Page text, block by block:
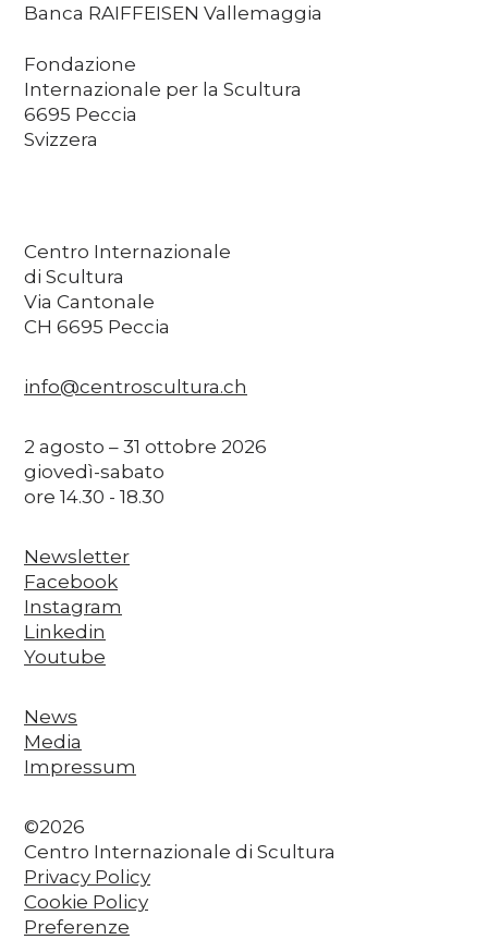
Banca RAIFFEISEN Vallemaggia
Fondazione
Internazionale per la Scultura
6695 Peccia
Svizzera
Centro Internazionale
di Scultura
Via Cantonale
CH 6695 Peccia
info@centroscultura.ch
2 agosto – 31 ottobre 2026
giovedì-sabato
ore 14.30 - 18.30
Newsletter
Facebook
Instagram
Linkedin
Youtube
News
Media
Impressum
©2026
Centro Internazionale di Scultura
Privacy Policy
Cookie Policy
Preferenze